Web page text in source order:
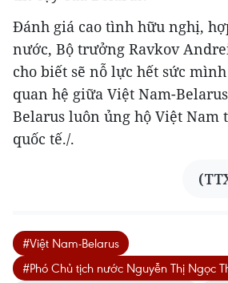
Đánh giá cao tình hữu nghị,
nước, Bộ trưởng Ravkov
cho biết sẽ nỗ lực hết sức
quan hệ giữa Việt Nam-
Belarus luôn ủng hộ Việt Nam
quốc tế./.
#Việt Nam-Belarus
#Phó Chủ tịch nước Nguyễn Thị Ngọc